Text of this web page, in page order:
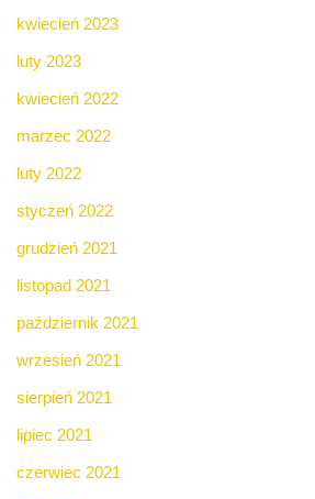
kwiecień 2023
luty 2023
kwiecień 2022
marzec 2022
luty 2022
styczeń 2022
grudzień 2021
listopad 2021
październik 2021
wrzesień 2021
sierpień 2021
lipiec 2021
czerwiec 2021